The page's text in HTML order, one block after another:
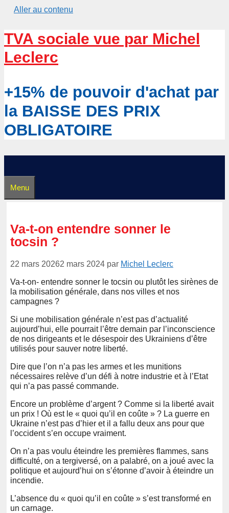
Aller au contenu
TVA sociale vue par Michel
Leclerc
+15% de pouvoir d'achat par
la BAISSE DES PRIX
OBLIGATOIRE
Menu
Va-t-on entendre sonner le
tocsin ?
22 mars 20262 mars 2024 par Michel Leclerc
Va-t-on- entendre sonner le tocsin ou plutôt les sirènes de
la mobilisation générale, dans nos villes et nos
campagnes ?
Si une mobilisation générale n’est pas d’actualité
aujourd’hui, elle pourrait l’être demain par l’inconscience
de nos dirigeants et le désespoir des Ukrainiens d’être
utilisés pour sauver notre liberté.
Dire que l’on n’a pas les armes et les munitions
nécessaires relève d’un défi à notre industrie et à l’Etat
qui n’a pas passé commande.
Encore un problème d’argent ? Comme si la liberté avait
un prix ! Où est le « quoi qu’il en coûte » ? La guerre en
Ukraine n’est pas d’hier et il a fallu deux ans pour que
l’occident s’en occupe vraiment.
On n’a pas voulu éteindre les premières flammes, sans
difficulté, on a tergiversé, on a palabré, on a joué avec la
politique et aujourd’hui on s’étonne d’avoir à éteindre un
incendie.
L’absence du « quoi qu’il en coûte » s’est transformé en
un carnage.